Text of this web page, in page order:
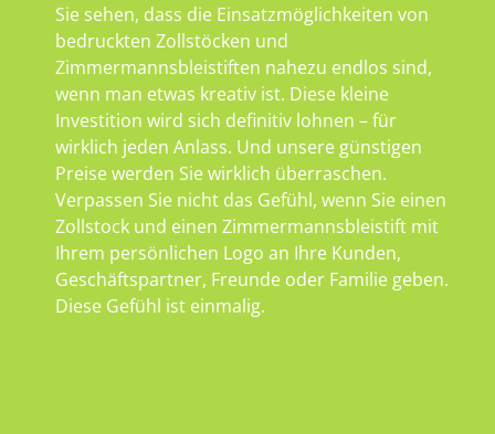
Sie sehen, dass die Einsatzmöglichkeiten von
bedruckten Zollstöcken und
Zimmermannsbleistiften nahezu endlos sind,
wenn man etwas kreativ ist. Diese kleine
Investition wird sich definitiv lohnen – für
wirklich jeden Anlass. Und unsere günstigen
Preise werden Sie wirklich überraschen.
Verpassen Sie nicht das Gefühl, wenn Sie einen
Zollstock und einen Zimmermannsbleistift mit
Ihrem persönlichen Logo an Ihre Kunden,
Geschäftspartner, Freunde oder Familie geben.
Diese Gefühl ist einmalig.